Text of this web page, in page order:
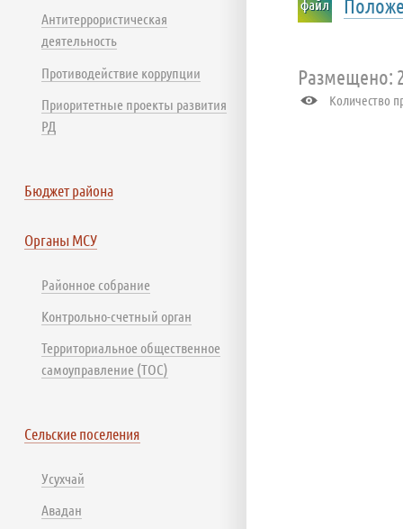
Размещено:
Количество
Антитеррористическая
деятельность
Противодействие коррупции
Приоритетные проекты развития
РД
Бюджет района
Органы МСУ
Районное собрание
Контрольно-счетный орган
Территориальное общественное
самоуправление (ТОС)
Сельские поселения
Усухчай
Авадан